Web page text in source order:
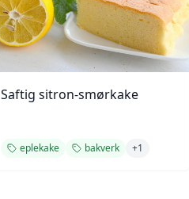
Saftig sitron-smørkake
eplekake bakverk +1